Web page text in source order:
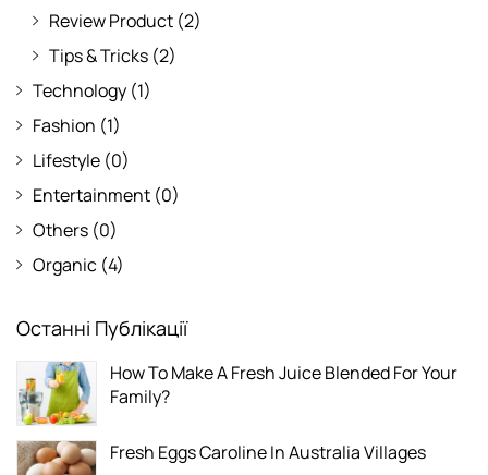
Review Product (2)
Tips & Tricks (2)
Technology (1)
Fashion (1)
Lifestyle (0)
Entertainment (0)
Others (0)
Organic (4)
Останні Публікації
How To Make A Fresh Juice Blended For Your
Family?
Fresh Eggs Caroline In Australia Villages